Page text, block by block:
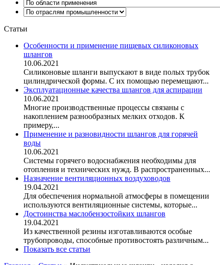
Статьи
Особенности и применение пищевых силиконовых
шлангов
10.06.2021
Силиконовые шланги выпускают в виде полых трубок
цилиндрической формы. С их помощью перемещают...
Эксплуатационные качества шлангов для аспирации
10.06.2021
Многие производственные процессы связаны с
накоплением разнообразных мелких отходов. К
примеру,...
Применение и разновидности шлангов для горячей
воды
10.06.2021
Системы горячего водоснабжения необходимы для
отопления и технических нужд. В распространенных...
Назначение вентиляционных воздуховодов
19.04.2021
Для обеспечения нормальной атмосферы в помещении
используются вентиляционные системы, которые...
Достоинства маслобензостойких шлангов
19.04.2021
Из качественной резины изготавливаются особые
трубопроводы, способные противостоять различным...
Показать все статьи